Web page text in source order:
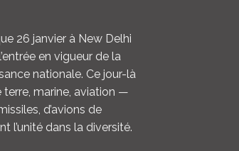
26 janvier à New Delhi
en vigueur de la
nationale. Ce jour-là
marine, aviation —
d’avions de
l’unité dans la diversité.